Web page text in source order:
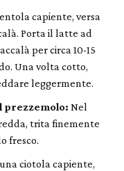
capiente, versa
Porta il latte ad
per circa 10-15
Una volta cotto,
leggermente.
prezzemolo: Nel
trita finemente
fresco.
ciotola capiente,